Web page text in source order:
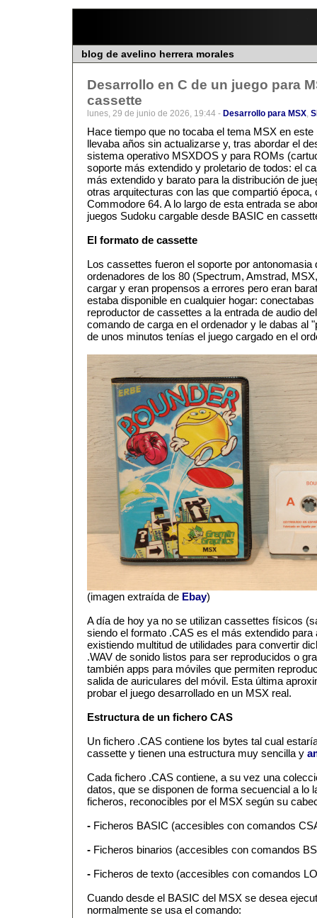
blog de avelino herrera morales
Desarrollo en C de un juego para
cassette
lunes, 29 de junio de 2026, 19:44 - Desarrollo para MSX,
Hace tiempo que no tocaba el tema MSX en
llevaba años sin actualizarse y, tras abordar el
sistema operativo MSXDOS y para ROMs
soporte más extendido y proletario de todos: el
más extendido y barato para la distribución de
otras arquitecturas con las que compartió
Commodore 64. A lo largo de esta entrada se
juegos Sudoku cargable desde BASIC en
El formato de cassette
Los cassettes fueron el soporte por antonomasia
ordenadores de los 80 (Spectrum, Amstrad,
cargar y eran propensos a errores pero eran
estaba disponible en cualquier hogar:
reproductor de cassettes a la entrada de audio
comando de carga en el ordenador y le dabas al
de unos minutos tenías el juego cargado en el
(imagen extraída de Ebay)
A día de hoy ya no se utilizan cassettes físicos
siendo el formato .CAS es el más extendido
existiendo multitud de utilidades para convertir
.WAV de sonido listos para ser reproducidos o
también apps para móviles que permiten
salida de auriculares del móvil. Esta última
probar el juego desarrollado en un MSX real.
Estructura de un fichero CAS
Un fichero .CAS contiene los bytes tal cual
cassette y tienen una estructura muy sencilla y
Cada fichero .CAS contiene, a su vez una
datos, que se disponen de forma secuencial a lo
ficheros, reconocibles por el MSX según su
- Ficheros BASIC (accesibles con comandos
- Ficheros binarios (accesibles con comandos
- Ficheros de texto (accesibles con comandos
Cuando desde el BASIC del MSX se desea
normalmente se usa el comando: